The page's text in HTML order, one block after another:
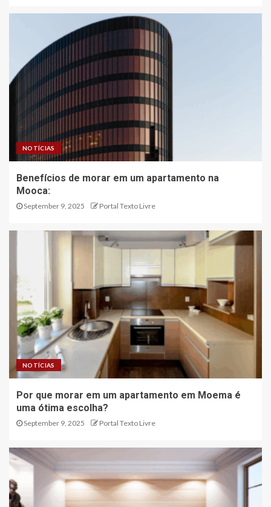
NOTÍCIAS
Benefícios de morar em um apartamento na
Mooca:
September 9, 2025 Portal Texto Livre
NOTÍCIAS
Por que morar em um apartamento em Moema é
uma ótima escolha?
September 9, 2025 Portal Texto Livre